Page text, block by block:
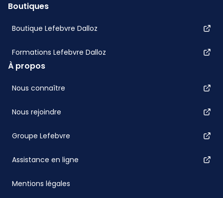
Boutiques
Boutique Lefebvre Dalloz
Formations Lefebvre Dalloz
À propos
Nous connaître
Nous rejoindre
Groupe Lefebvre
Assistance en ligne
Mentions légales